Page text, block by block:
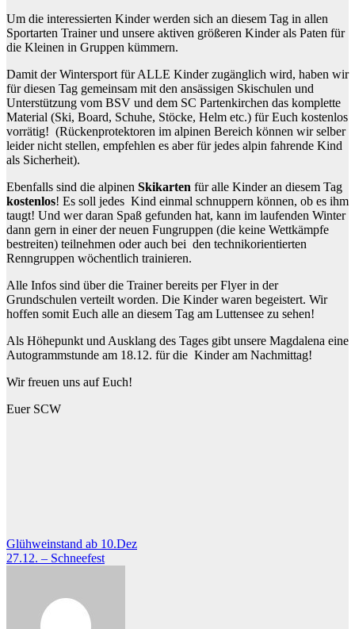
Um die interessierten Kinder werden sich an diesem Tag in allen
Sportarten Trainer und unsere aktiven größeren Kinder als Paten für
die Kleinen in Gruppen kümmern.
Damit der Wintersport für ALLE Kinder zugänglich wird, haben wir
für diesen Tag gemeinsam mit den ansässigen Skischulen und
Unterstützung vom BSV und dem SC Partenkirchen das komplette
Material (Ski, Board, Schuhe, Stöcke, Helm etc.) für Euch kostenlos
vorrätig! (Rückenprotektoren im alpinen Bereich können wir selber
leider nicht stellen, empfehlen es aber für jedes alpin fahrende Kind
als Sicherheit).
Ebenfalls sind die alpinen Skikarten für alle Kinder an diesem Tag
kostenlos! Es soll jedes Kind einmal schnuppern können, ob es ihm
taugt! Und wer daran Spaß gefunden hat, kann im laufenden Winter
dann gern in einer der neuen Fungruppen (die keine Wettkämpfe
bestreiten) teilnehmen oder auch bei den technikorientierten
Renngruppen wöchentlich trainieren.
Alle Infos sind über die Trainer bereits per Flyer in der
Grundschulen verteilt worden. Die Kinder waren begeistert. Wir
hoffen somit Euch alle an diesem Tag am Luttensee zu sehen!
Als Höhepunkt und Ausklang des Tages gibt unsere Magdalena eine
Autogrammstunde am 18.12. für die Kinder am Nachmittag!
Wir freuen uns auf Euch!
Euer SCW
Beitragsnavigation
Glühweinstand ab 10.Dez
27.12. – Schneefest